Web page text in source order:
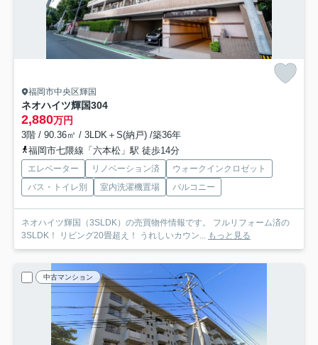
福岡市中央区輝国
ネオハイツ輝国304
2,880万円
3階 / 90.36㎡ / 3LDK＋S(納戸) /築36年
福岡市七隈線「六本松」駅 徒歩14分
エレベーター リノベーション済
ウォークインクロゼット
バス・トイレ別
室内洗濯機置場 バルコニー
ネオハイツ輝国（3SLDK）の売買物件情報です。 フルリフォーム済の
3SLDK！ リビング20畳超え！ うれしいカウン... もっと見る
中古マンション